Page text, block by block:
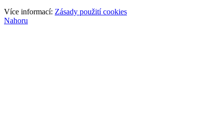
Více informací: Zásady použití cookies
Nahoru